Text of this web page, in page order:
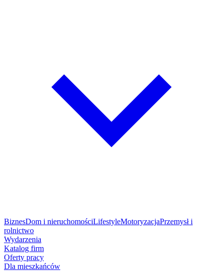
BiznesDom i nieruchomościLifestyleMotoryzacjaPrzemysł i
rolnictwo
Wydarzenia
Katalog firm
Oferty pracy
Dla mieszkańców